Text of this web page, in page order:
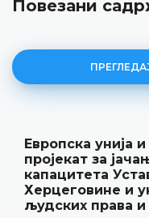
Повезани
унија и
за јачање
Уставног
и
права и